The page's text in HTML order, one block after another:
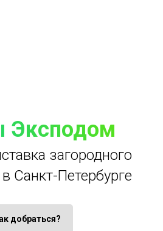
Эксподом
загородного
Санкт-Петербурге
добраться?